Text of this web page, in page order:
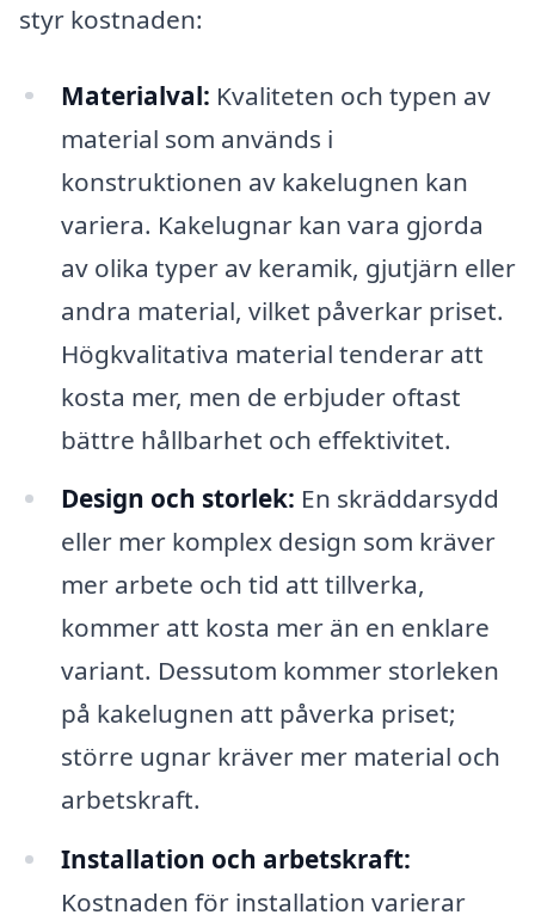
styr kostnaden:
Materialval: Kvaliteten och typen av
material som används i
konstruktionen av kakelugnen kan
variera. Kakelugnar kan vara gjorda
av olika typer av keramik, gjutjärn eller
andra material, vilket påverkar priset.
Högkvalitativa material tenderar att
kosta mer, men de erbjuder oftast
bättre hållbarhet och effektivitet.
Design och storlek: En skräddarsydd
eller mer komplex design som kräver
mer arbete och tid att tillverka,
kommer att kosta mer än en enklare
variant. Dessutom kommer storleken
på kakelugnen att påverka priset;
större ugnar kräver mer material och
arbetskraft.
Installation och arbetskraft:
Kostnaden för installation varierar